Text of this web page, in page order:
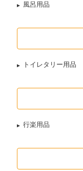
風呂用品
トイレタリー用品
行楽用品